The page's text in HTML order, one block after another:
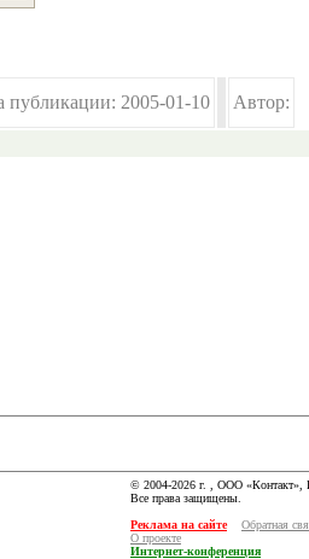
публикации: 2005-01-10 Автор:
© 2004-2026 г. , ООО «Контакт»,
Все права защищены.
Реклама на сайте
Обратная
О проекте
Интернет-конференция